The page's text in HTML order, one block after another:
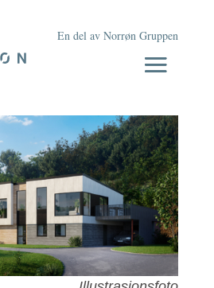
En del av Norrøn Gruppen